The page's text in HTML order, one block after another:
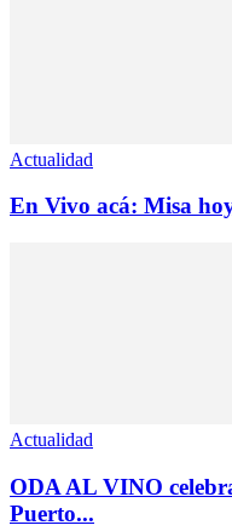
Actualidad
En Vivo acá: Misa
Actualidad
ODA AL VINO
Puerto...